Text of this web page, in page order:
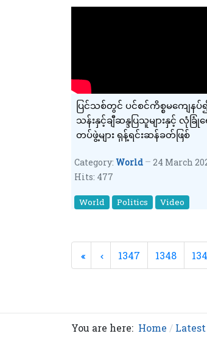
ပြင်သစ်တွင် ပင်စင်ကိစ္စမကျေနပ်
သန်းနှင့်ချီဆန္ဒပြသူများနှင့် လုံခြုံရ
တပ်ဖွဲ့များ ရုန့်ရင်းဆန်ခတ်ဖြစ်
Category: World
24 March
Hits: 477
World Politics Video
1347 1348
You are here: Home